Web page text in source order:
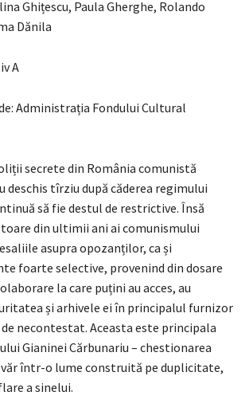
Ghițescu, Paula Gherghe, Rolando
Dănila
A
Administrația Fondului Cultural
secrete din România comunistă
deschis tîrziu după căderea regimului
să fie destul de restrictive. Însă
din ultimii ani ai comunismului
asupra opozanților, ca și
foarte selective, provenind din dosare
la care puțini au acces, au
și arhivele ei în principalul furnizor
necontestat. Aceasta este principala
Gianinei Cărbunariu – chestionarea
într-o lume construită pe duplicitate,
a sinelui.